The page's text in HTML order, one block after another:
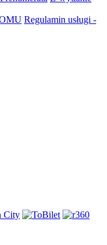
Regulamin usługi -